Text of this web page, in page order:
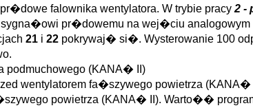
falownika wentylatora. W trybie pracy 2 -
pr�dowemu na wej�ciu analogowym
21 i 22 pokrywaj� si�. Wysterowanie 100
podmuchowego (KANA� II)
wentylatorem fa�szywego powietrza (KANA�
powietrza (KANA� II). Warto��